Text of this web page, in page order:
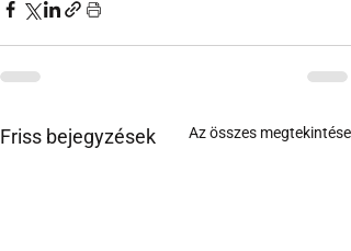
Friss bejegyzések Az összes megtekintése